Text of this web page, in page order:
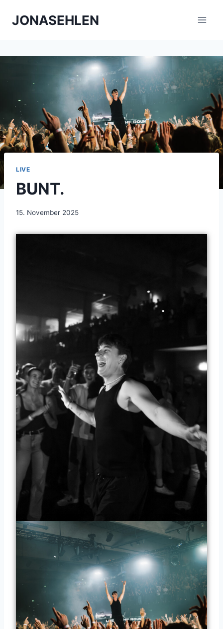
InhaltJONASEHLEN
LIVE
BUNT.
15. November 2025